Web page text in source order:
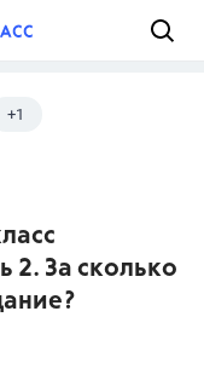
+1
2. За сколько